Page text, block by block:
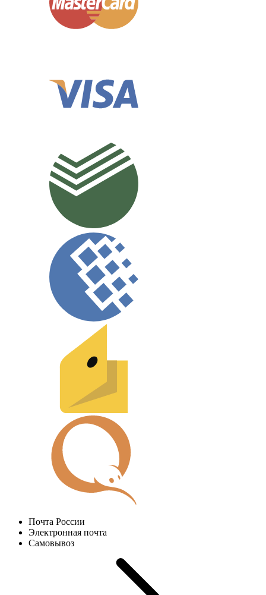
Почта России
Электронная почта
Самовывоз